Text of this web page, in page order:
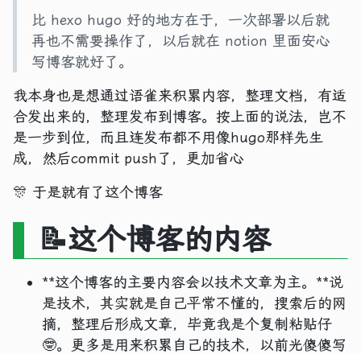
比 hexo hugo 好的地方在于，一次部署以后就
再也不需要操作了，以后就在 notion 里面安心
写博客就好了。
我本身也是想通过语雀来积累内容，整理文档，有适
合发出来的，整理发布到博客。按上面的说法，岂不
是一步到位，而且连发布都不用像hugo那样先生
成，然后commit push了，更加省心
🎊 于是就有了这个博客
📝这个博客的内容
**这个博客的主要内容会以技术文章为主。**说
是技术，其实就是自己平常不懂的，搜索后的网
摘，整理后形成文章，毕竟我是个复制粘贴仔
🤓。更多是用来积累自己的技术，以前光傻傻写